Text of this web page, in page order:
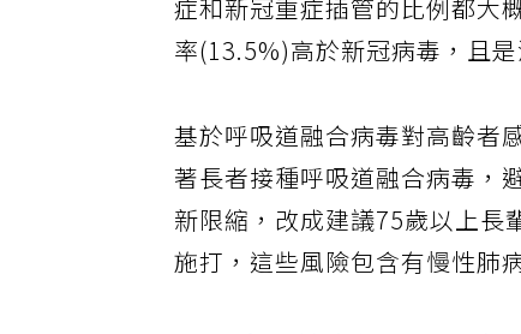
症和新冠重症插管的比例都大
率(13.5%)高於新冠病毒，且
基於呼吸道融合病毒對高齡者
著長者接種呼吸道融合病毒，
新限縮，改成建議75歲以上長
施打，這些風險包含有慢性肺